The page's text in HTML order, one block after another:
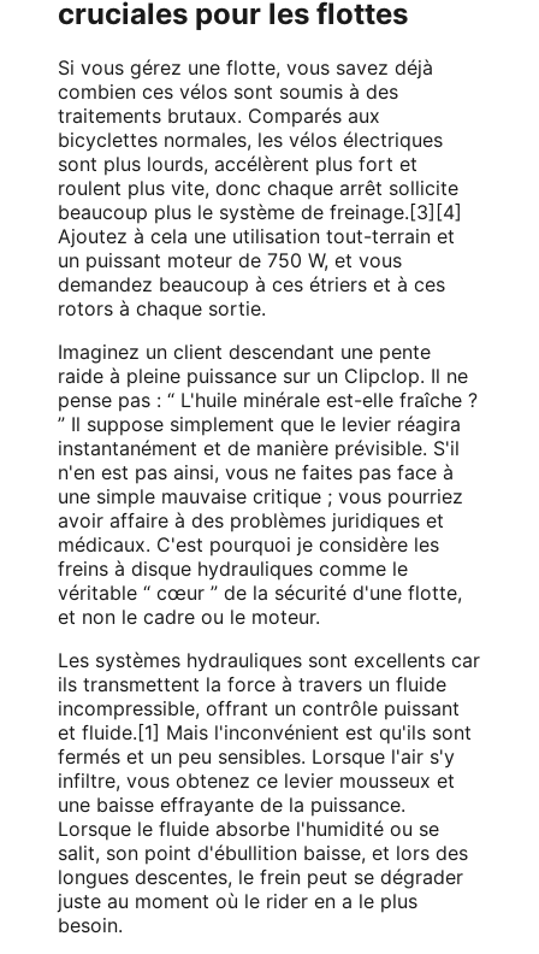
cruciales pour les flottes
Si vous gérez une flotte, vous savez déjà
combien ces vélos sont soumis à des
traitements brutaux. Comparés aux
bicyclettes normales, les vélos électriques
sont plus lourds, accélèrent plus fort et
roulent plus vite, donc chaque arrêt sollicite
beaucoup plus le système de freinage.[3][4]
Ajoutez à cela une utilisation tout-terrain et
un puissant moteur de 750 W, et vous
demandez beaucoup à ces étriers et à ces
rotors à chaque sortie.
Imaginez un client descendant une pente
raide à pleine puissance sur un Clipclop. Il ne
pense pas : “ L'huile minérale est-elle fraîche ?
” Il suppose simplement que le levier réagira
instantanément et de manière prévisible. S'il
n'en est pas ainsi, vous ne faites pas face à
une simple mauvaise critique ; vous pourriez
avoir affaire à des problèmes juridiques et
médicaux. C'est pourquoi je considère les
freins à disque hydrauliques comme le
véritable “ cœur ” de la sécurité d'une flotte,
et non le cadre ou le moteur.
Les systèmes hydrauliques sont excellents car
ils transmettent la force à travers un fluide
incompressible, offrant un contrôle puissant
et fluide.[1] Mais l'inconvénient est qu'ils sont
fermés et un peu sensibles. Lorsque l'air s'y
infiltre, vous obtenez ce levier mousseux et
une baisse effrayante de la puissance.
Lorsque le fluide absorbe l'humidité ou se
salit, son point d'ébullition baisse, et lors des
longues descentes, le frein peut se dégrader
juste au moment où le rider en a le plus
besoin.